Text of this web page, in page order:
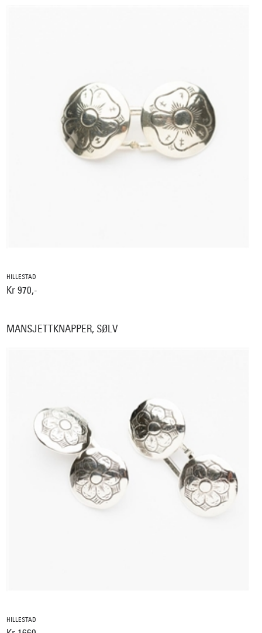
HILLESTAD
Kr 970,-
MANSJETTKNAPPER, SØLV
HILLESTAD